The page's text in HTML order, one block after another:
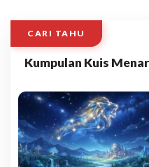
CARI TAHU
Kumpulan Kuis